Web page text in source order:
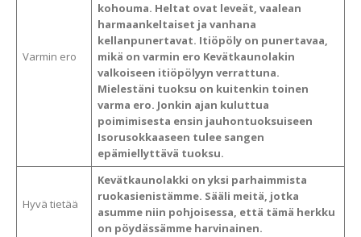
Varmin ero
kohouma. Heltat ovat leveät, vaalean
harmaankeltaiset ja vanhana
kellanpunertavat. Itiöpöly on punertavaa,
mikä on varmin ero Kevätkaunolakin
valkoiseen itiöpölyyn verrattuna.
Mielestäni tuoksu on kuitenkin toinen
varma ero. Jonkin ajan kuluttua
poimimisesta ensin jauhontuoksuiseen
Isorusokkaaseen tulee sangen
epämiellyttävä tuoksu.
Hyvä tietää
Kevätkaunolakki on yksi parhaimmista
ruokasienistämme. Sääli meitä, jotka
asumme niin pohjoisessa, että tämä herkku
on pöydässämme harvinainen.